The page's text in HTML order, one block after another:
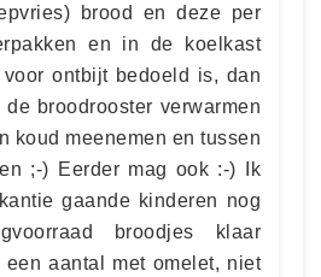
brood en deze per
en in de koelkast
ontbijt bedoeld is, dan
broodrooster verwarmen
koud meenemen en tussen
;-) Eerder mag ook :-) Ik
gaande kinderen nog
broodjes klaar
aantal met omelet, niet